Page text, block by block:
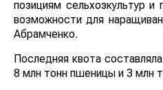
позициям сельхозкультур и
возможности для
Абрамченко.
Последняя квота
8 млн тонн пшеницы и 3 млн